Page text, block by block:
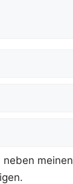
neben meinen